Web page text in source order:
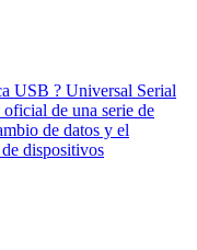
USB ? Universal Serial
de una serie de
de datos y el
dispositivos